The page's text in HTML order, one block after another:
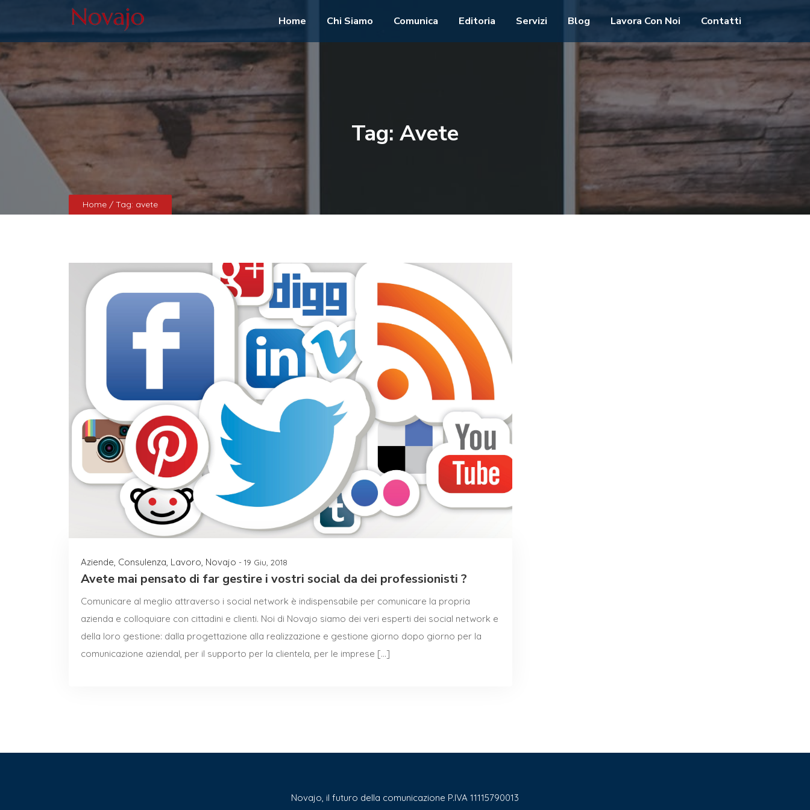
Home Chi Siamo Comunica Editoria Servizi Blog Lavora Con Noi Contatti
Tag: Avete
Home / Tag: avete
Aziende Consulenza Lavoro Novajo - 19 Giu, 2018
Avete mai pensato di far gestire i vostri social da dei professionisti ?
Comunicare al meglio attraverso i social network è indispensabile per comunicare la propria
azienda e colloquiare con cittadini e clienti. Noi di Novajo siamo dei veri esperti dei social network e
della loro gestione: dalla progettazione alla realizzazione e gestione giorno dopo giorno per la
comunicazione aziendal, per il supporto per la clientela, per le imprese […]
Novajo, il futuro della comunicazione P.IVA 11115790013